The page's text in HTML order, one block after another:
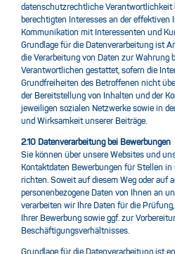
datenschutzrechtliche Verantwortlichkeit
berechtigten Interesses an der effektiven
Kommunikation mit Interessenten und
Grundlage für die Datenverarbeitung ist
die Verarbeitung von Daten zur Wahrung
Verantwortlichen gestattet, sofern die
Grundfreiheiten des Betroffenen nicht
der Bereitstellung von Inhalten und der
jeweiligen sozialen Netzwerke sowie in
und Wirksamkeit unserer Beiträge.
2.10 Datenverarbeitung bei Bewerbungen
Sie können über unsere Websites und
Kontaktdaten Bewerbungen für Stellen
richten. Soweit auf diesem Weg oder auf
personenbezogene Daten von Ihnen an
verarbeiten wir Ihre Daten für die
Ihrer Bewerbung sowie ggf. zur
Beschäftigungsverhältnisses.